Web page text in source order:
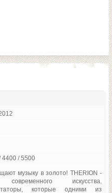
4400 / 5500
музыку в золото! THERION -
современного искусства.
которые одними из